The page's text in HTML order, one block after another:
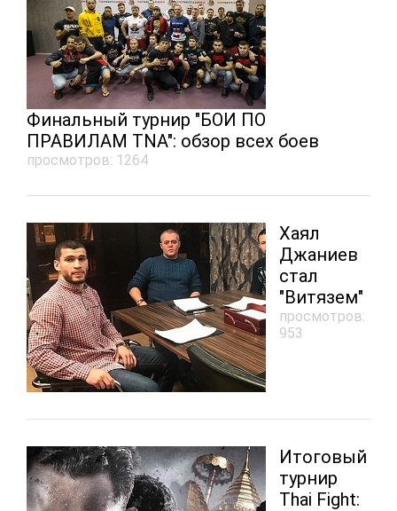
Финальный турнир "БОИ ПО
ПРАВИЛАМ TNA": обзор всех боев
просмотров: 1264
Хаял
Джаниев
стал
"Витязем"
просмотров:
953
Итоговый
турнир
Thai Fight: